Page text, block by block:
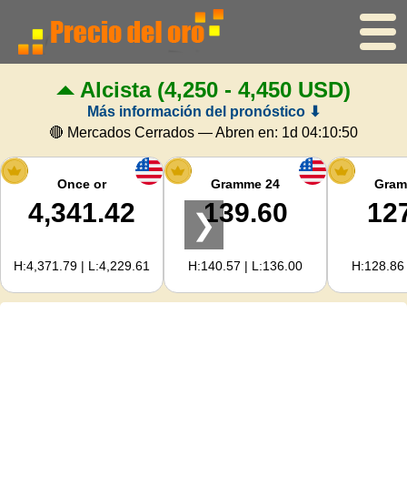
Inicio
Precio del oro
Precio de la plata
Calculadora de oro
Para Webmasters
Alcista(4,250 - 4,450 USD)
Más información del pronóstico ⬇
🔴 Mercados Cerrados — Abren en: 1d 04:10:49
Once or
4,341.42
H:4,371.79 | L:4,229.61
Gramme 24
139.60
H:140.57 | L:136.00
❯